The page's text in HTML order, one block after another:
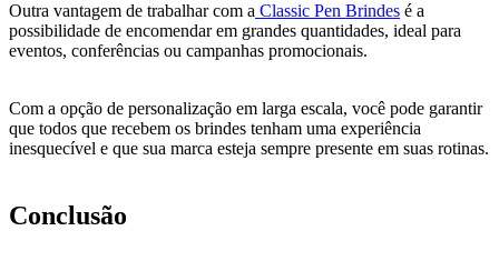
Outra vantagem de trabalhar com a Classic Pen Brindes é a
possibilidade de encomendar em grandes quantidades, ideal para
eventos, conferências ou campanhas promocionais.
Com a opção de personalização em larga escala, você pode garantir
que todos que recebem os brindes tenham uma experiência
inesquecível e que sua marca esteja sempre presente em suas rotinas.
Conclusão